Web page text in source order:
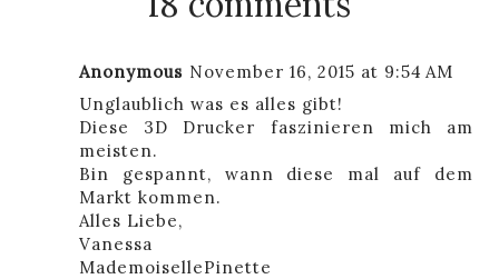
Anonymous November 16, 2015 at 9:54 AM
Unglaublich was es alles gibt!
Diese 3D Drucker faszinieren mich am
meisten.
Bin gespannt, wann diese mal auf dem
Markt kommen.
Alles Liebe,
Vanessa
MademoisellePinette